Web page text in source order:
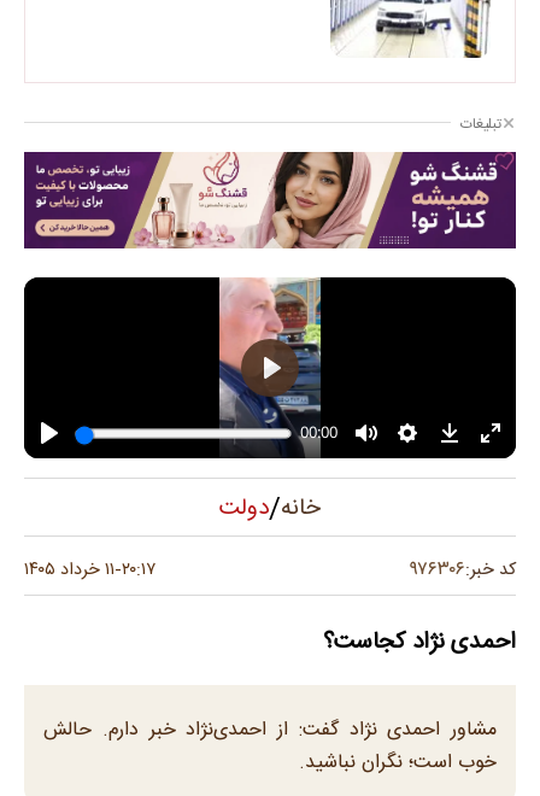
تبلیغات
خانه/دولت
کد خبر:۹۷۶۳۰۶ ۲۰:۱۷-۱۱ خرداد ۱۴۰۵
احمدی نژاد کجاست؟
مشاور احمدی نژاد گفت: از احمدی‌نژاد خبر دارم. حالش
خوب است؛ نگران نباشید.